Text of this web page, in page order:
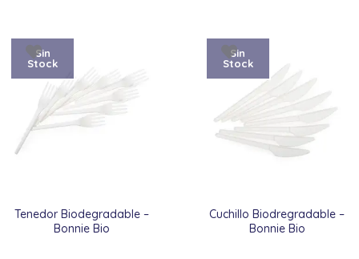
Tenedor Biodegradable –
Bonnie Bio
Sin
Stock
Cuchillo Biodregradable –
Bonnie Bio
Sin
Stock